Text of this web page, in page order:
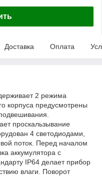
Доставка Оплата
2 режима
корпуса предусмотрены
проскальзывание
4 светодиодами,
поток. Перед началом
аккумулятора с
IP64 делает прибор
влаги. Поворот